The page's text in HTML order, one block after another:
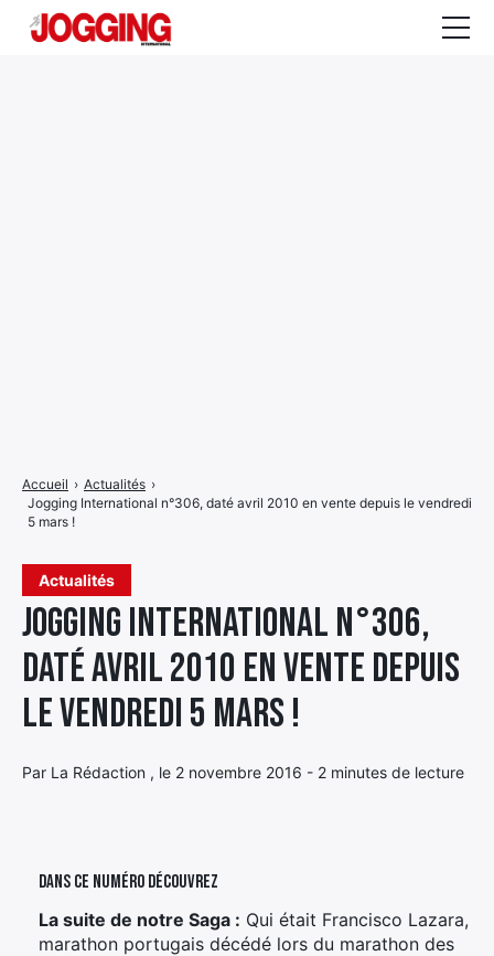
Actualités
Jogging International n°306,
daté avril 2010 en vente depuis
le vendredi 5 mars !
Par La Rédaction , le 2 novembre 2016 - 2 minutes de lecture
Accueil › Actualités ›
Jogging International n°306, daté avril 2010 en vente depuis le vendredi
5 mars !
Dans ce numéro découvrez
La suite de notre Saga : Qui était Francisco Lazara,
marathon portugais décédé lors du marathon des
menumenu